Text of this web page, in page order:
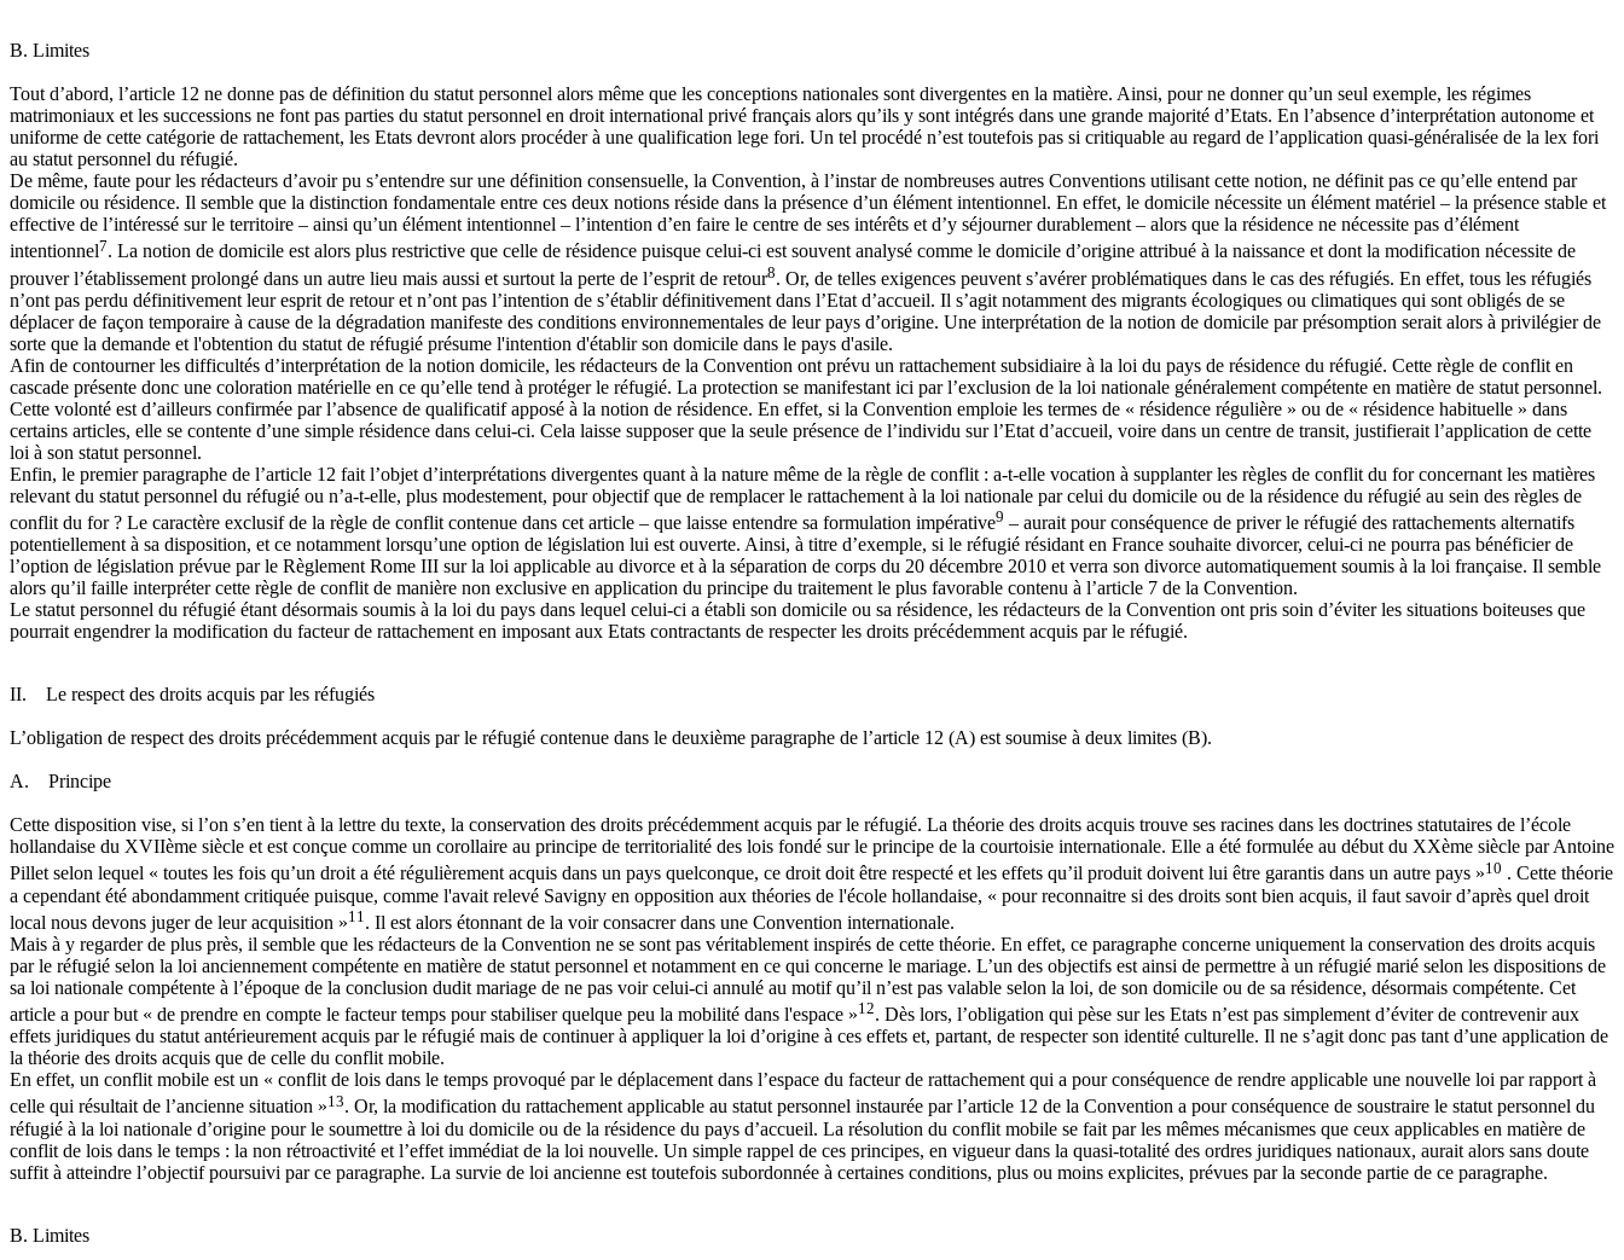
B. Limites
Tout d’abord, l’article 12 ne donne pas de définition du statut personnel alors même que les conceptions nationales sont divergentes en la matière. Ainsi, pour ne donner qu’un seul exemple, les régimes
matrimoniaux et les successions ne font pas parties du statut personnel en droit international privé français alors qu’ils y sont intégrés dans une grande majorité d’Etats. En l’absence d’interprétation autonome et
uniforme de cette catégorie de rattachement, les Etats devront alors procéder à une qualification lege fori. Un tel procédé n’est toutefois pas si critiquable au regard de l’application quasi-généralisée de la lex fori
au statut personnel du réfugié.
De même, faute pour les rédacteurs d’avoir pu s’entendre sur une définition consensuelle, la Convention, à l’instar de nombreuses autres Conventions utilisant cette notion, ne définit pas ce qu’elle entend par
domicile ou résidence. Il semble que la distinction fondamentale entre ces deux notions réside dans la présence d’un élément intentionnel. En effet, le domicile nécessite un élément matériel – la présence stable et
effective de l’intéressé sur le territoire – ainsi qu’un élément intentionnel – l’intention d’en faire le centre de ses intérêts et d’y séjourner durablement – alors que la résidence ne nécessite pas d’élément
intentionnel7. La notion de domicile est alors plus restrictive que celle de résidence puisque celui-ci est souvent analysé comme le domicile d’origine attribué à la naissance et dont la modification nécessite de
prouver l’établissement prolongé dans un autre lieu mais aussi et surtout la perte de l’esprit de retour8. Or, de telles exigences peuvent s’avérer problématiques dans le cas des réfugiés. En effet, tous les réfugiés
n’ont pas perdu définitivement leur esprit de retour et n’ont pas l’intention de s’établir définitivement dans l’Etat d’accueil. Il s’agit notamment des migrants écologiques ou climatiques qui sont obligés de se
déplacer de façon temporaire à cause de la dégradation manifeste des conditions environnementales de leur pays d’origine. Une interprétation de la notion de domicile par présomption serait alors à privilégier de
sorte que la demande et l'obtention du statut de réfugié présume l'intention d'établir son domicile dans le pays d'asile.
Afin de contourner les difficultés d’interprétation de la notion domicile, les rédacteurs de la Convention ont prévu un rattachement subsidiaire à la loi du pays de résidence du réfugié. Cette règle de conflit en
cascade présente donc une coloration matérielle en ce qu’elle tend à protéger le réfugié. La protection se manifestant ici par l’exclusion de la loi nationale généralement compétente en matière de statut personnel.
Cette volonté est d’ailleurs confirmée par l’absence de qualificatif apposé à la notion de résidence. En effet, si la Convention emploie les termes de « résidence régulière » ou de « résidence habituelle » dans
certains articles, elle se contente d’une simple résidence dans celui-ci. Cela laisse supposer que la seule présence de l’individu sur l’Etat d’accueil, voire dans un centre de transit, justifierait l’application de cette
loi à son statut personnel.
Enfin, le premier paragraphe de l’article 12 fait l’objet d’interprétations divergentes quant à la nature même de la règle de conflit : a-t-elle vocation à supplanter les règles de conflit du for concernant les matières
relevant du statut personnel du réfugié ou n’a-t-elle, plus modestement, pour objectif que de remplacer le rattachement à la loi nationale par celui du domicile ou de la résidence du réfugié au sein des règles de
conflit du for ? Le caractère exclusif de la règle de conflit contenue dans cet article – que laisse entendre sa formulation impérative9 – aurait pour conséquence de priver le réfugié des rattachements alternatifs
potentiellement à sa disposition, et ce notamment lorsqu’une option de législation lui est ouverte. Ainsi, à titre d’exemple, si le réfugié résidant en France souhaite divorcer, celui-ci ne pourra pas bénéficier de
l’option de législation prévue par le Règlement Rome III sur la loi applicable au divorce et à la séparation de corps du 20 décembre 2010 et verra son divorce automatiquement soumis à la loi française. Il semble
alors qu’il faille interpréter cette règle de conflit de manière non exclusive en application du principe du traitement le plus favorable contenu à l’article 7 de la Convention.
Le statut personnel du réfugié étant désormais soumis à la loi du pays dans lequel celui-ci a établi son domicile ou sa résidence, les rédacteurs de la Convention ont pris soin d’éviter les situations boiteuses que
pourrait engendrer la modification du facteur de rattachement en imposant aux Etats contractants de respecter les droits précédemment acquis par le réfugié.
II. Le respect des droits acquis par les réfugiés
L’obligation de respect des droits précédemment acquis par le réfugié contenue dans le deuxième paragraphe de l’article 12 (A) est soumise à deux limites (B).
A. Principe
Cette disposition vise, si l’on s’en tient à la lettre du texte, la conservation des droits précédemment acquis par le réfugié. La théorie des droits acquis trouve ses racines dans les doctrines statutaires de l’école
hollandaise du XVIIème siècle et est conçue comme un corollaire au principe de territorialité des lois fondé sur le principe de la courtoisie internationale. Elle a été formulée au début du XXème siècle par Antoine
Pillet selon lequel « toutes les fois qu’un droit a été régulièrement acquis dans un pays quelconque, ce droit doit être respecté et les effets qu’il produit doivent lui être garantis dans un autre pays »10 . Cette théorie
a cependant été abondamment critiquée puisque, comme l'avait relevé Savigny en opposition aux théories de l'école hollandaise, « pour reconnaitre si des droits sont bien acquis, il faut savoir d’après quel droit
local nous devons juger de leur acquisition »11 . Il est alors étonnant de la voir consacrer dans une Convention internationale.
Mais à y regarder de plus près, il semble que les rédacteurs de la Convention ne se sont pas véritablement inspirés de cette théorie. En effet, ce paragraphe concerne uniquement la conservation des droits acquis
par le réfugié selon la loi anciennement compétente en matière de statut personnel et notamment en ce qui concerne le mariage. L’un des objectifs est ainsi de permettre à un réfugié marié selon les dispositions de
sa loi nationale compétente à l’époque de la conclusion dudit mariage de ne pas voir celui-ci annulé au motif qu’il n’est pas valable selon la loi, de son domicile ou de sa résidence, désormais compétente. Cet
article a pour but « de prendre en compte le facteur temps pour stabiliser quelque peu la mobilité dans l'espace »12. Dès lors, l’obligation qui pèse sur les Etats n’est pas simplement d’éviter de contrevenir aux
effets juridiques du statut antérieurement acquis par le réfugié mais de continuer à appliquer la loi d’origine à ces effets et, partant, de respecter son identité culturelle. Il ne s’agit donc pas tant d’une application de
la théorie des droits acquis que de celle du conflit mobile.
En effet, un conflit mobile est un « conflit de lois dans le temps provoqué par le déplacement dans l’espace du facteur de rattachement qui a pour conséquence de rendre applicable une nouvelle loi par rapport à
celle qui résultait de l’ancienne situation »13. Or, la modification du rattachement applicable au statut personnel instaurée par l’article 12 de la Convention a pour conséquence de soustraire le statut personnel du
réfugié à la loi nationale d’origine pour le soumettre à loi du domicile ou de la résidence du pays d’accueil. La résolution du conflit mobile se fait par les mêmes mécanismes que ceux applicables en matière de
conflit de lois dans le temps : la non rétroactivité et l’effet immédiat de la loi nouvelle. Un simple rappel de ces principes, en vigueur dans la quasi-totalité des ordres juridiques nationaux, aurait alors sans doute
suffit à atteindre l’objectif poursuivi par ce paragraphe. La survie de loi ancienne est toutefois subordonnée à certaines conditions, plus ou moins explicites, prévues par la seconde partie de ce paragraphe.
B. Limites